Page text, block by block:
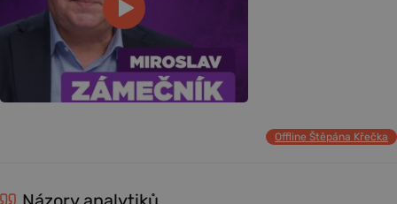
Offline Štěpána Křečka